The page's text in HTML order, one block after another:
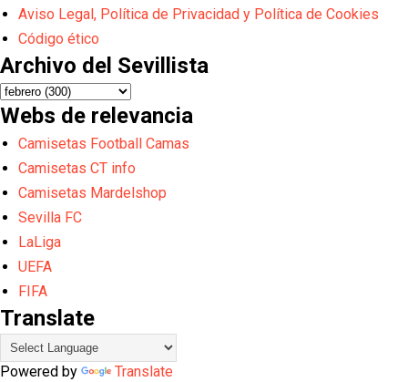
Aviso Legal, Política de Privacidad y Política de Cookies
Código ético
Archivo del Sevillista
Webs de relevancia
Camisetas Football Camas
Camisetas CT info
Camisetas Mardelshop
Sevilla FC
LaLiga
UEFA
FIFA
Translate
Powered by
Translate